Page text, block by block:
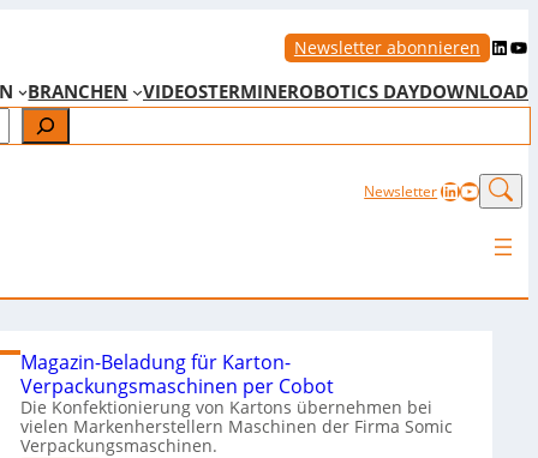
Newsletter abonnieren LinkedIn YouTube
BRANCHEN VIDEOSTERMINEROBOTICS DAYDOWNLOAD
NewsletterLinkedIn
Magazin-Beladung für Karton-
Verpackungsmaschinen per Cobot
Die Konfektionierung von Kartons übernehmen bei
vielen Markenherstellern Maschinen der Firma Somic
Verpackungsmaschinen.